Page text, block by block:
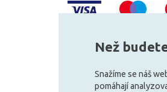
© 2010–2026 Všechna
Než
Snažíme se náš
pomáhají